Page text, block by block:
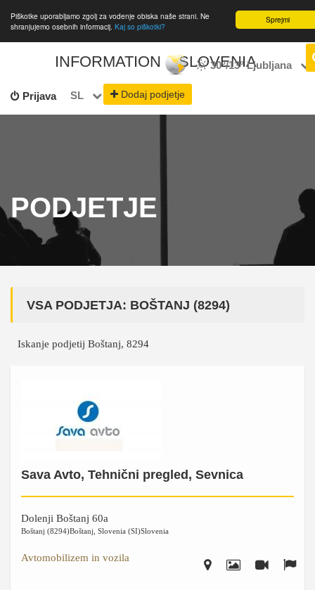
Sprejmi
Piškotke uporabljamo zgolj za vodenje obiska naše strani. Ne
shranjujemo osebnih informacij. Kaj so piškotki?
Prijava
INFORMATION SLOVENIA
SL Dodaj podjetje
30°/13° Ljubljana
PODJETJE
VSA PODJETJA: BOŠTANJ (8294)
Iskanje podjetij Boštanj, 8294
Sava Avto, Tehnični pregled, Sevnica
Dolenji Boštanj 60a
Boštanj (8294)Boštanj Slovenia (SI)Slovenia
Avtomobilizem in vozila